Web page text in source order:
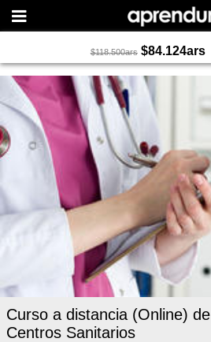
$118.500ars $84.124ars
Curso a distancia (Online)
Centros Sanitarios